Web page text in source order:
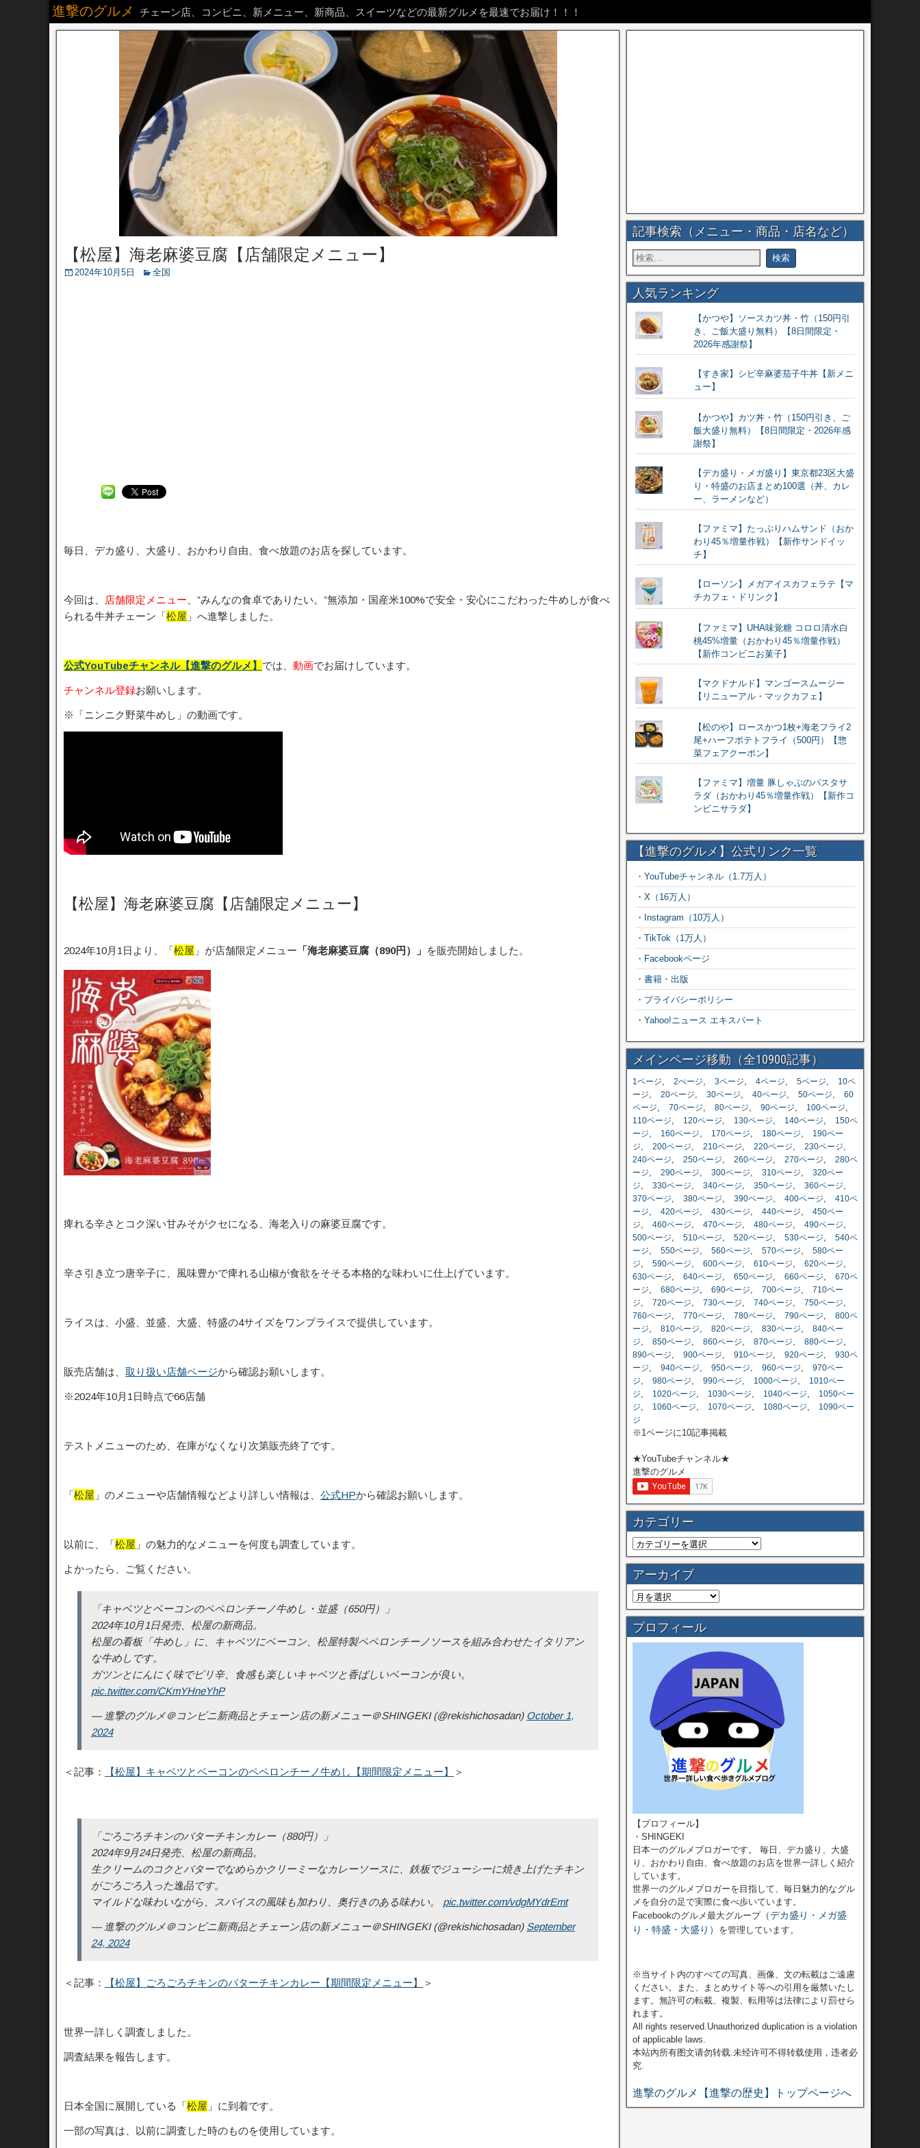
進撃のグルメ チェーン店、コンビニ、新メニュー、新商品、スイーツなどの最新グルメを最速でお届け！！！
【松屋】海老麻婆豆腐【店舗限定メニュー】
2024年10月5日 全国
毎日、デカ盛り、大盛り、おかわり自由、食べ放題のお店を探しています。
今回は、 店舗限定メニュー 、”みんなの食卓でありたい。”無添加・国産米100%で安全・安心にこだわった牛めしが食べ
られる牛丼チェーン「松屋 」へ進撃しました。
公式YouTubeチャンネル【進撃のグルメ】 では、 動画でお届けしています。
チャンネル登録お願いします。
※「ニンニク野菜牛めし」の動画です。
【松屋】海老麻婆豆腐【店舗限定メニュー】
2024年10月1日より、「松屋 」が店舗限定メニュー 「海老麻婆豆腐（890円） 」 を販売開始しました。
痺れる辛さとコク深い甘みそがクセになる、海老入りの麻婆豆腐です。
辛さ引き立つ唐辛子に、風味豊かで痺れる山椒が食欲をそそる本格的な味わいに仕上げています。
ライスは、小盛、並盛、大盛、特盛の4サイズをワンプライスで提供しています。
販売店舗は、 取り扱い店舗ページから確認お願いします。
※2024年10月1日時点で66店舗
テストメニューのため、在庫がなくなり次第販売終了です。
「松屋 」のメニューや店舗情報などより詳しい情報は、 公式HPから確認お願いします。
以前に、「松屋 」の魅力的なメニューを何度も調査しています。
よかったら、ご覧ください。
「キャベツとベーコンのペペロンチーノ牛めし・並盛（650円）」
2024年10月1日発売、松屋の新商品。
松屋の看板「牛めし」に、キャベツにベーコン、松屋特製ペペロンチーノソースを組み合わせたイタリアン
な牛めしです。
ガツンとにんにく味でピリ辛、食感も楽しいキャベツと香ばしいベーコンが良い。
pic.twitter.com/CKmYHneYhP
— 進撃のグルメ＠コンビニ新商品とチェーン店の新メニュー＠SHINGEKI (@rekishichosadan) October 1,
2024
＜記事： 【松屋】キャベツとベーコンのペペロンチーノ牛めし【期間限定メニュー】 ＞
「ごろごろチキンのバターチキンカレー（880円）」
2024年9月24日発売、松屋の新商品。
生クリームのコクとバターでなめらかクリーミーなカレーソースに、鉄板でジューシーに焼き上げたチキン
がごろごろ入った逸品です。
マイルドな味わいながら、スパイスの風味も加わり、奥行きのある味わい。 pic.twitter.com/vdgMYdrEmt
— 進撃のグルメ＠コンビニ新商品とチェーン店の新メニュー＠SHINGEKI (@rekishichosadan) September
24, 2024
＜記事： 【松屋】ごろごろチキンのバターチキンカレー【期間限定メニュー】 ＞
世界一詳しく調査しました。
調査結果を報告します。
日本全国に展開している「松屋 」に到着です。
一部の写真は、以前に調査した時のものを使用しています。
記事検索（メニュー・商品・店名など）
人気ランキング
【かつや】ソースカツ丼・竹（150円引
き、ご飯大盛り無料）【8日間限定・
2026年感謝祭】
【すき家】シビ辛麻婆茄子牛丼【新メニ
ュー】
【かつや】カツ丼・竹（150円引き、ご
飯大盛り無料）【8日間限定・2026年感
謝祭】
【デカ盛り・メガ盛り】東京都23区大盛
り・特盛のお店まとめ100選（丼、カレ
ー、ラーメンなど）
【ファミマ】たっぷりハムサンド（おか
わり45％増量作戦）【新作サンドイッ
チ】
【ローソン】メガアイスカフェラテ【マ
チカフェ・ドリンク】
【ファミマ】UHA味覚糖 コロロ清水白
桃45%増量（おかわり45％増量作戦）
【新作コンビニお菓子】
【マクドナルド】マンゴースムージー
【リニューアル・マックカフェ】
【松のや】ロースかつ1枚+海老フライ2
尾+ハーフポテトフライ（500円）【惣
菜フェアクーポン】
【ファミマ】増量 豚しゃぶのパスタサ
ラダ（おかわり45％増量作戦）【新作コ
ンビニサラダ】
【進撃のグルメ】公式リンク一覧
・ YouTubeチャンネル（1.7万人）
・ X（16万人）
・ Instagram（10万人）
・ TikTok（1万人）
・ Facebookページ
・ 書籍・出版
・ プライバシーポリシー
・ Yahoo!ニュース エキスパート
メインページ移動（全10900記事）
1ページ, 2ぺージ, 3ページ, 4ページ, 5ページ,
10ペ
ージ, 20ページ, 30ページ, 40ページ, 50ページ, 60
ページ, 70ページ, 80ページ, 90ページ, 100ページ,
110ページ, 120ページ, 130ページ, 140ページ,
150ペ
ージ, 160ページ, 170ページ, 180ページ,
190ペー
ジ, 200ページ, 210ページ, 220ページ, 230ページ,
240ページ, 250ページ, 260ページ, 270ページ, 280ペ
ージ, 290ページ, 300ページ, 310ページ, 320ペー
ジ, 330ページ, 340ページ, 350ページ, 360ページ,
370ページ, 380ページ, 390ページ, 400ページ, 410ペ
ージ, 420ページ, 430ページ, 440ページ, 450ペー
ジ, 460ページ, 470ページ, 480ページ, 490ページ,
500ページ, 510ページ, 520ページ, 530ページ, 540ペ
ージ, 550ページ, 560ページ, 570ページ, 580ペー
ジ, 590ページ, 600ページ, 610ページ, 620ページ,
630ページ, 640ページ, 650ページ, 660ページ, 670ペ
ージ, 680ページ, 690ページ, 700ページ, 710ペー
ジ, 720ページ, 730ページ, 740ページ, 750ページ,
760ページ, 770ページ, 780ページ, 790ページ, 800ペ
ージ, 810ページ, 820ページ, 830ページ, 840ペー
ジ, 850ページ, 860ページ, 870ページ, 880ページ,
890ページ, 900ページ, 910ページ, 920ページ, 930ペ
ージ, 940ページ, 950ページ, 960ページ, 970ペー
ジ, 980ページ, 990ページ, 1000ページ,
1010ペー
ジ, 1020ページ, 1030ページ, 1040ページ,
1050ペー
ジ, 1060ページ, 1070ページ, 1080ページ,
1090ペー
ジ
※1ページに10記事掲載
★YouTubeチャンネル★
進撃のグルメ
カテゴリー
アーカイブ
プロフィール
【プロフィール】
・SHINGEKI
日本一のグルメブロガーです。 毎日、デカ盛り、大盛
り、おかわり自由、食べ放題のお店を世界一詳しく紹介
しています。
世界一のグルメブロガーを目指して、毎日魅力的なグル
メを自分の足で実際に食べ歩いています。
Facebookのグルメ最大グループ（デカ盛り・メガ盛
り・特盛・大盛り） を管理しています。
※当サイト内のすべての写真、画像、文の転載はご遠慮
ください。また、まとめサイト等への引用を厳禁いたし
ます。無許可の転載、複製、転用等は法律により罰せら
れます。
All rights reserved.Unauthorized duplication is a violation
of applicable laws.
本站內所有图文请勿转载.未经许可不得转载使用，违者必
究.
進撃のグルメ【進撃の歴史】トップページへ